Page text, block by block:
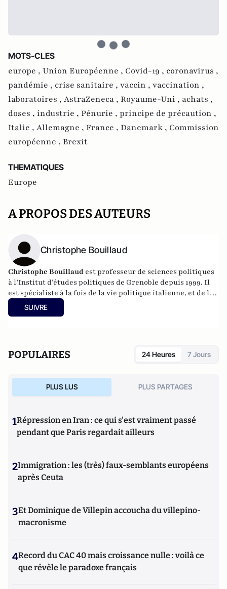
MOTS-CLES
europe , Union Européenne , Covid-19 , coronavirus ,
pandémie , crise sanitaire , vaccin , vaccination ,
laboratoires , AstraZeneca , Royaume-Uni , achats ,
doses , industrie , Pénurie , principe de précaution ,
Italie , Allemagne , France , Danemark , Commission
européenne , Brexit
THEMATIQUES
Europe
A PROPOS DES AUTEURS
Christophe Bouillaud
Christophe Bouillaud est professeur de sciences politiques
à l’Institut d’études politiques de Grenoble depuis 1999. Il
est spécialiste à la fois de la vie politique italienne, et de la
vie politique européenne, en particulier sous l’angle des
partis.
SUIVRE
POPULAIRES 24 Heures 7 Jours
PLUS LUS PLUS PARTAGES
1Répression en Iran : ce qui s'est vraiment passé
pendant que Paris regardait ailleurs
2Immigration : les (très) faux-semblants européens
après Ceuta
3Et Dominique de Villepin accoucha du villepino-
macronisme
4Record du CAC 40 mais croissance nulle : voilà ce
que révèle le paradoxe français